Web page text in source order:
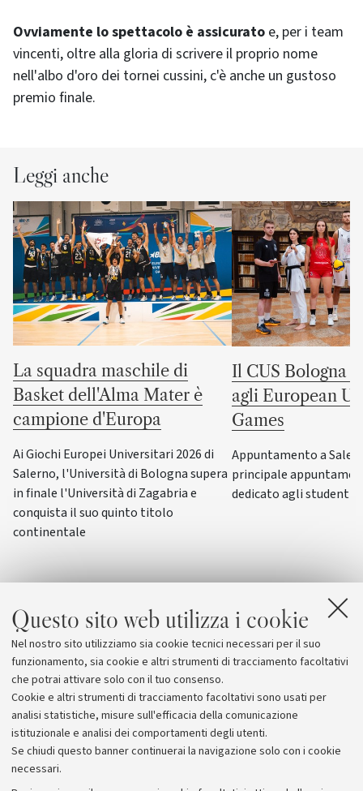
Questo sito web utilizza i cookie
Nel nostro sito utilizziamo sia cookie tecnici necessari per il suo
funzionamento, sia cookie e altri strumenti di tracciamento facoltativi
che potrai attivare solo con il tuo consenso.
Cookie e altri strumenti di tracciamento facoltativi sono usati per
analisi statistiche, misure sull'efficacia della comunicazione
istituzionale e analisi dei comportamenti degli utenti.
Se chiudi questo banner continuerai la navigazione solo con i cookie
necessari.
Ovviamente lo spettacolo è assicurato e, per i team
vincenti, oltre alla gloria di scrivere il proprio nome
nell'albo d'oro dei tornei cussini, c'è anche un gustoso
premio finale.
Leggi anche
La squadra maschile di
Basket dell'Alma Mater è
campione d'Europa
Ai Giochi Europei Universitari 2026 di
Salerno, l'Università di Bologna supera
in finale l'Università di Zagabria e
conquista il suo quinto titolo
continentale
Il CUS Bologna
agli European
Games
Appuntamento a
principale
dedicato agli